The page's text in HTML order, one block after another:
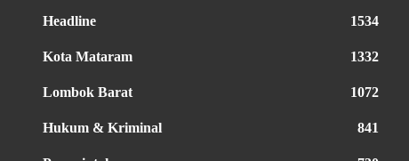
Headline 1534
Kota Mataram 1332
Lombok Barat 1072
Hukum & Kriminal 841